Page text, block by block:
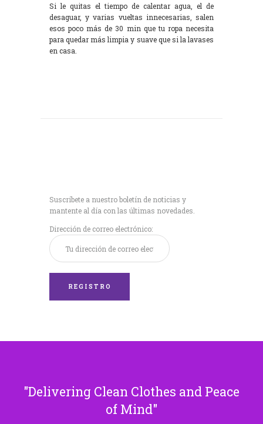
Si le quitas el tiempo de calentar agua, el de
desaguar, y varias vueltas innecesarias, salen
esos poco más de 30 min que tu ropa necesita
para quedar más limpia y suave que si la lavases
en casa.
Suscríbete a nuestro boletín de noticias y
mantente al día con las últimas novedades.
Dirección de correo electrónico:
Delivering Clean Clothes and Peace
of Mind